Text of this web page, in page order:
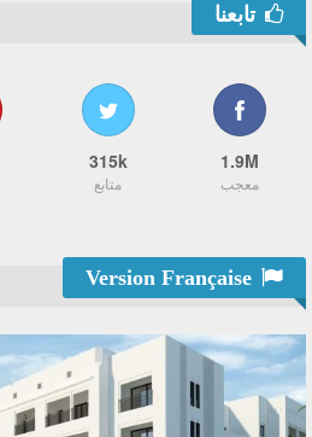
تابعنا
1.9M
معجب
315k
متابع